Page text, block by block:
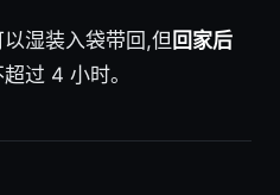
湿装入袋带回,但 回家后
过 4 小时。